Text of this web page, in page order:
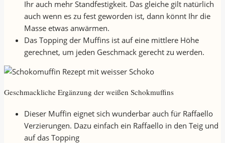
Ihr auch mehr Standfestigkeit. Das gleiche gilt natürlich
auch wenn es zu fest geworden ist, dann könnt Ihr die
Masse etwas anwärmen.
Das Topping der Muffins ist auf eine mittlere Höhe
gerechnet, um jeden Geschmack gerecht zu werden.
Geschmackliche Ergänzung der weißen Schokmuffins
Dieser Muffin eignet sich wunderbar auch für Raffaello
Verzierungen. Dazu einfach ein Raffaello in den Teig und
auf das Topping